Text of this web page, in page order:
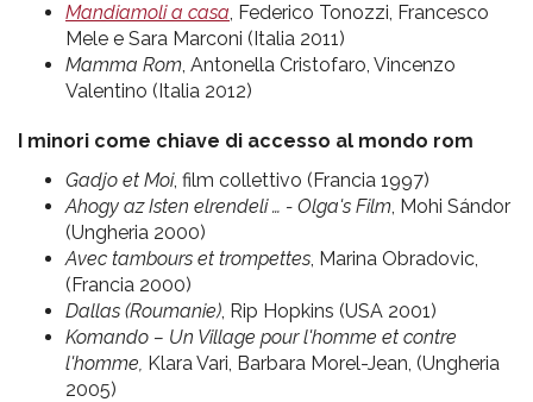
Mandiamoli a casa, Federico Tonozzi, Francesco
Mele e Sara Marconi (Italia 2011)
Mamma Rom, Antonella Cristofaro, Vincenzo
Valentino (Italia 2012)
I minori come chiave di accesso al mondo rom
Gadjo et Moi, film collettivo (Francia 1997)
Ahogy az Isten elrendeli … - Olga's Film, Mohi Sándor
(Ungheria 2000)
Avec tambours et trompettes, Marina Obradovic,
(Francia 2000)
Dallas (Roumanie), Rip Hopkins (USA 2001)
Komando – Un Village pour l'homme et contre
l'homme, Klara Vari, Barbara Morel-Jean, (Ungheria
2005)